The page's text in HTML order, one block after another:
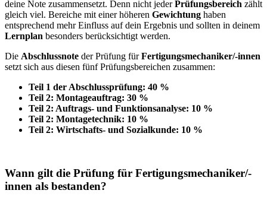
deine Note zusammensetzt. Denn nicht jederPrüfungsbereich zählt
gleich viel. Bereiche mit einer höheren Gewichtung haben
entsprechend mehr Einfluss auf dein Ergebnis und sollten in deinem
Lernplan besonders berücksichtigt werden.
Die Abschlussnote der Prüfung fürFertigungsmechaniker/-innen
setzt sich aus diesen fünf Prüfungsbereichen zusammen:
Teil 1 der Abschlussprüfung: 40 %
Teil 2: Montageauftrag: 30 %
Teil 2: Auftrags- und Funktionsanalyse: 10 %
Teil 2: Montagetechnik: 10 %
Teil 2: Wirtschafts- und Sozialkunde: 10 %
Wann gilt die Prüfung für Fertigungsmechaniker/-
innen als bestanden?